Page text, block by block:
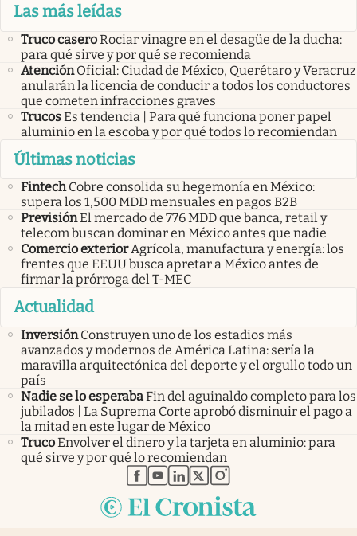
Las más leídas
Truco caseroRociar vinagre en el desagüe de la ducha:
para qué sirve y por qué se recomienda
Atención Oficial: Ciudad de México, Querétaro y Veracruz
anularán la licencia de conducir a todos los conductores
que cometen infracciones graves
TrucosEs tendencia | Para qué funciona poner papel
aluminio en la escoba y por qué todos lo recomiendan
Últimas noticias
Fintech Cobre consolida su hegemonía en México:
supera los 1,500 MDD mensuales en pagos B2B
PrevisiónEl mercado de 776 MDD que banca, retail y
telecom buscan dominar en México antes que nadie
Comercio exteriorAgrícola, manufactura y energía: los
frentes que EEUU busca apretar a México antes de
firmar la prórroga del T-MEC
Actualidad
Inversión Construyen uno de los estadios más
avanzados y modernos de América Latina: sería la
maravilla arquitectónica del deporte y el orgullo todo un
país
Nadie se lo esperabaFin del aguinaldo completo para los
jubilados | La Suprema Corte aprobó disminuir el pago a
la mitad en este lugar de México
TrucoEnvolver el dinero y la tarjeta en aluminio: para
qué sirve y por qué lo recomiendan
abre en nueva pestaña
abre en nueva pestaña
abre en nueva pestaña
abre en nueva pestaña
abre en nueva pestaña